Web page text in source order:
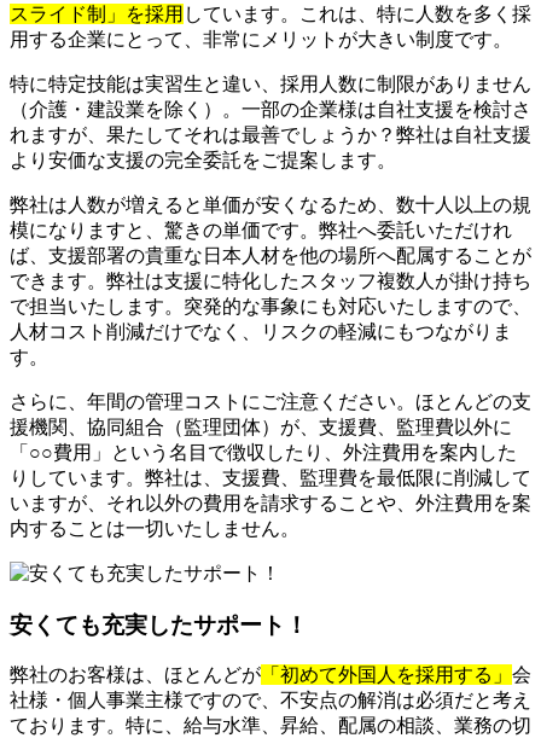
スライド制」を採用 しています。これは、特に人数を多く採
用する企業にとって、非常にメリットが大きい制度です。
特に特定技能は実習生と違い、採用人数に制限がありません
（介護・建設業を除く）。一部の企業様は自社支援を検討さ
れますが、果たしてそれは最善でしょうか？弊社は自社支援
より安価な支援の完全委託をご提案します。
弊社は人数が増えると単価が安くなるため、数十人以上の規
模になりますと、驚きの単価です。弊社へ委託いただけれ
ば、支援部署の貴重な日本人材を他の場所へ配属することが
できます。弊社は支援に特化したスタッフ複数人が掛け持ち
で担当いたします。突発的な事象にも対応いたしますので、
人材コスト削減だけでなく、リスクの軽減にもつながりま
す。
さらに、年間の管理コストにご注意ください。ほとんどの支
援機関、協同組合（監理団体）が、支援費、監理費以外に
「○○費用」という名目で徴収したり、外注費用を案内した
りしています。弊社は、支援費、監理費を最低限に削減して
いますが、それ以外の費用を請求することや、外注費用を案
内することは一切いたしません。
安くても充実したサポート！
弊社のお客様は、ほとんどが 「初めて外国人を採用する」 会
社様・個人事業主様ですので、不安点の解消は必須だと考え
ております。特に、給与水準、昇給、配属の相談、業務の切